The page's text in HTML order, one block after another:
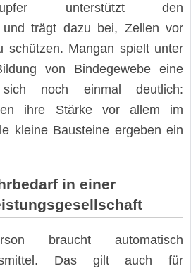
unterstützt den
und trägt dazu bei, Zellen vor
schützen. Mangan spielt unter
von Bindegewebe eine
noch einmal deutlich:
ihre Stärke vor allem im
kleine Bausteine ergeben ein
in einer
braucht automatisch
Das gilt auch für